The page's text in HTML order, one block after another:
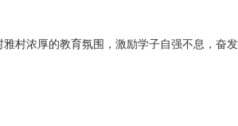
村浓厚的教育氛围，激励学子自强不息，奋发